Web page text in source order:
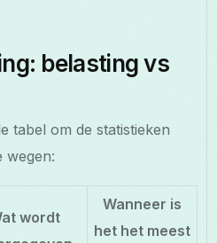
belasting vs
tabel om de statistieken
wegen:
wordt
Wanneer is
het het meest